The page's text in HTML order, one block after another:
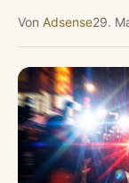
Von Adsense29.